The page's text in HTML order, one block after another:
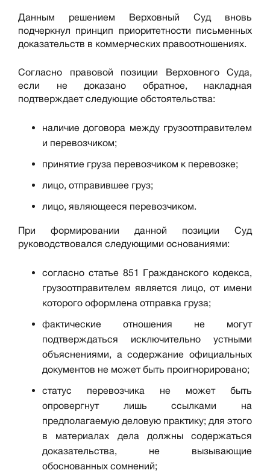
Данным решением Верховный Суд вновь
подчеркнул принцип приоритетности письменных
доказательств в коммерческих правоотношениях.
Согласно правовой позиции Верховного Суда,
если не доказано обратное, накладная
подтверждает следующие обстоятельства:
наличие договора между грузоотправителем
и перевозчиком;
принятие груза перевозчиком к перевозке;
лицо, отправившее груз;
лицо, являющееся перевозчиком.
При формировании данной позиции Суд
руководствовался следующими основаниями:
согласно статье 851 Гражданского кодекса,
грузоотправителем является лицо, от имени
которого оформлена отправка груза;
фактические отношения не могут
подтверждаться исключительно устными
объяснениями, а содержание официальных
документов не может быть проигнорировано;
статус перевозчика не может быть
опровергнут лишь ссылками на
предполагаемую деловую практику; для этого
в материалах дела должны содержаться
доказательства, не вызывающие
обоснованных сомнений;